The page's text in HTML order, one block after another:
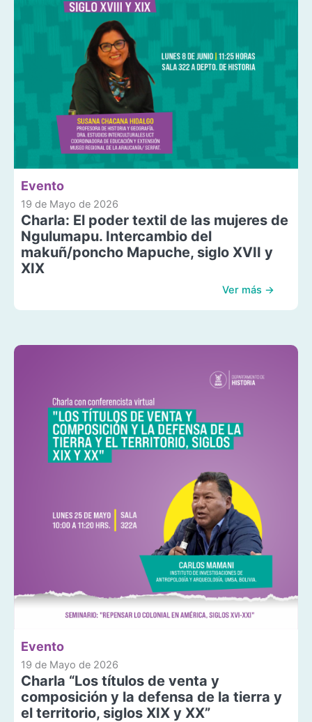
Evento
19 de Mayo de 2026
Charla: El poder textil de las mujeres de
Ngulumapu. Intercambio del
makuñ/poncho Mapuche, siglo XVII y
XIX
Ver más →
Evento
19 de Mayo de 2026
Charla “Los títulos de venta y
composición y la defensa de la tierra y
el territorio, siglos XIX y XX”